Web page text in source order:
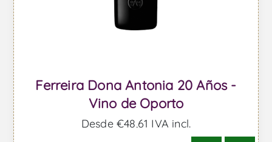
Ferreira Dona Antonia 20 Años -
Vino de Oporto
Desde €48,61 IVA incl.